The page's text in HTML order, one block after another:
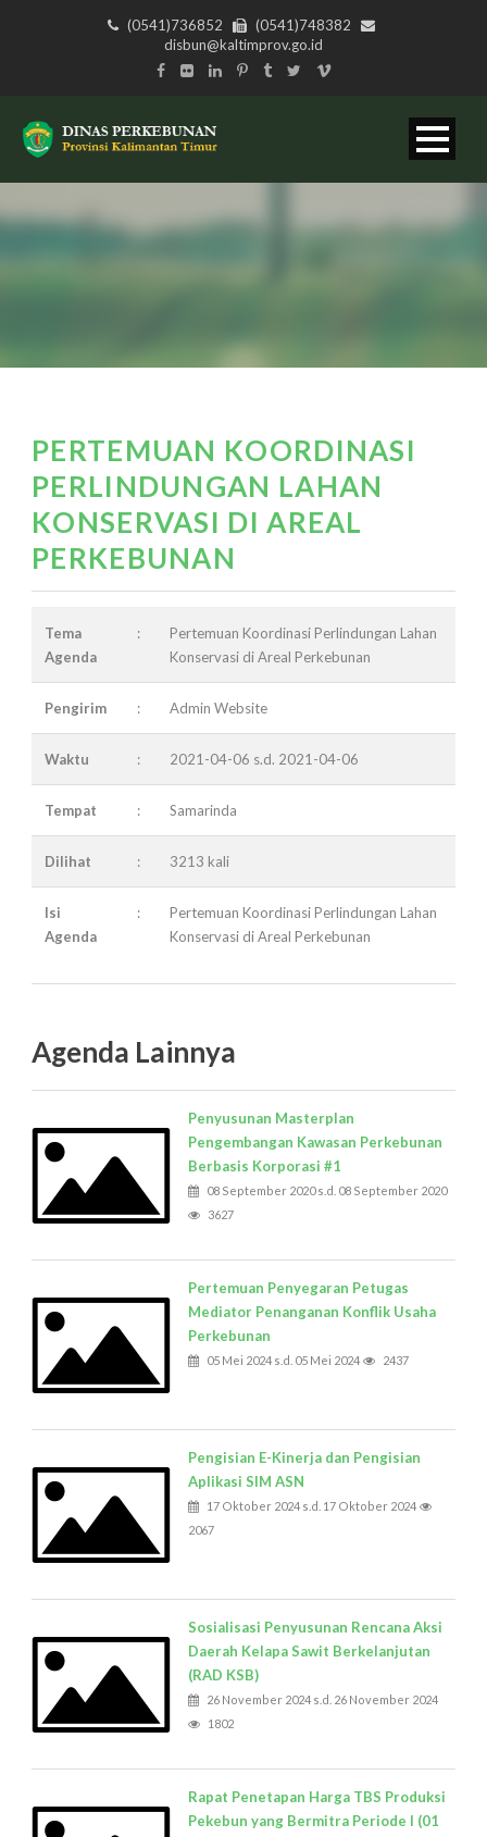
(0541)736852
(0541)748382
disbun@kaltimprov.go.id
PERTEMUAN KOORDINASI
PERLINDUNGAN LAHAN
KONSERVASI DI AREAL
PERKEBUNAN
Tema
Agenda
:
Pertemuan Koordinasi Perlindungan Lahan
Konservasi di Areal Perkebunan
Pengirim : Admin Website
Waktu : 2021-04-06 s.d. 2021-04-06
Tempat : Samarinda
Dilihat : 3213 kali
Isi
Agenda
:
Pertemuan Koordinasi Perlindungan Lahan
Konservasi di Areal Perkebunan
Agenda Lainnya
Penyusunan Masterplan
Pengembangan Kawasan Perkebunan
Berbasis Korporasi #1
08 September 2020 s.d. 08 September 2020
3627
Pertemuan Penyegaran Petugas
Mediator Penanganan Konflik Usaha
Perkebunan
05 Mei 2024 s.d. 05 Mei 2024 2437
Pengisian E-Kinerja dan Pengisian
Aplikasi SIM ASN
17 Oktober 2024 s.d. 17 Oktober 2024
2067
Sosialisasi Penyusunan Rencana Aksi
Daerah Kelapa Sawit Berkelanjutan
(RAD KSB)
26 November 2024 s.d. 26 November 2024
1802
Rapat Penetapan Harga TBS Produksi
Pekebun yang Bermitra Periode I (01